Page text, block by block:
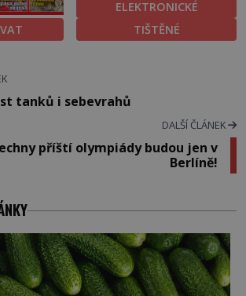
ELEKTRONICKÉ
TIŠTĚNÉ
tanků i sebevrahů
DALŠÍ ČLÁNEK
příští olympiády budou jen v
Berlíně!